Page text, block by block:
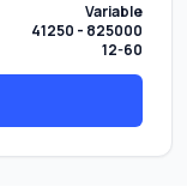
Variable
41250 - 825000
12-60